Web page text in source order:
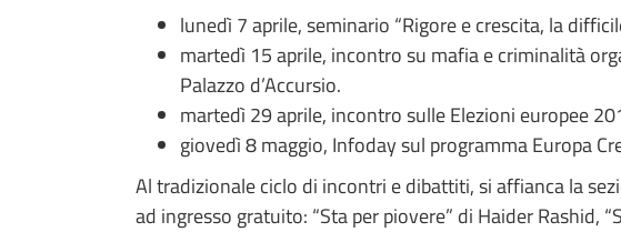
lunedì 7 aprile, seminario “Rigore e crescita, la
martedì 15 aprile, incontro su mafia e criminalità
Palazzo d’Accursio.
martedì 29 aprile, incontro sulle Elezioni europee
giovedì 8 maggio, Infoday sul programma Europa
Al tradizionale ciclo di incontri e dibattiti, si affianca la
ad ingresso gratuito: “Sta per piovere” di Haider Rashid,